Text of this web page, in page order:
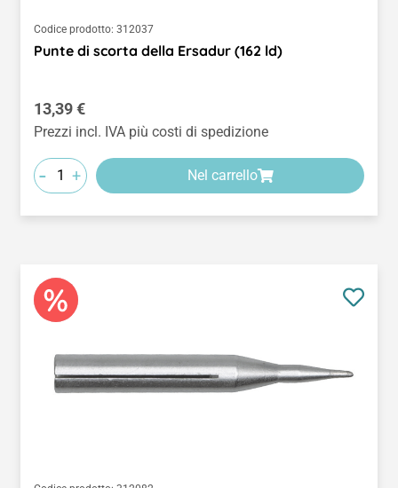
Codice prodotto: 312037
Punte di scorta della Ersadur (162 ld)
Prezzo normale:
13,39 €
Prezzi incl. IVA più costi di spedizione
- + Nel carrello